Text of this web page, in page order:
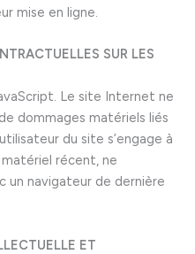
mise en ligne.
SUR LES
Le site Internet ne
dommages matériels liés
du site s’engage à
récent, ne
un navigateur de dernière
ET